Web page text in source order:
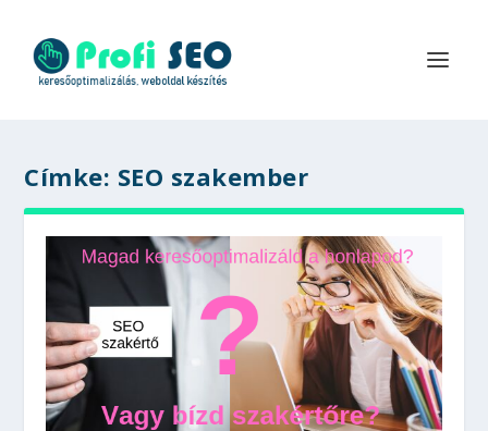
Címke: SEO szakember